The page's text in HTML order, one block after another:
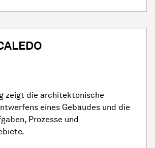
zeigt die architektonische
eines Gebäudes und die
Prozesse und